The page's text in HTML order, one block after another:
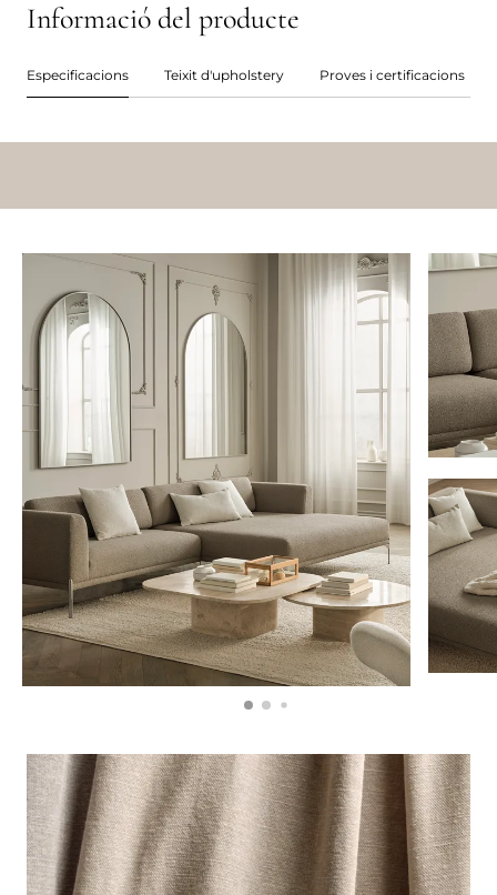
Informació del producte
Especificacions Teixit d'upholstery Proves i certificacions